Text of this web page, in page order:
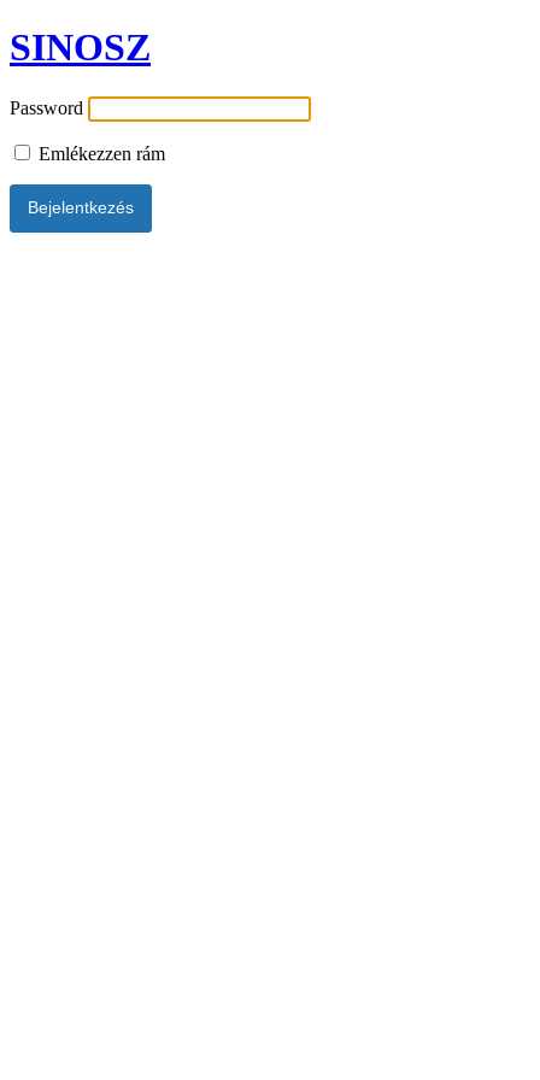
SINOSZ
Password
Emlékezzen rám